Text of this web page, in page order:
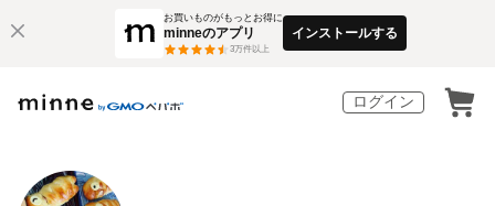
お買いものがもっとお得に
minneのアプリ
3万件以上
インストールする
ログイン